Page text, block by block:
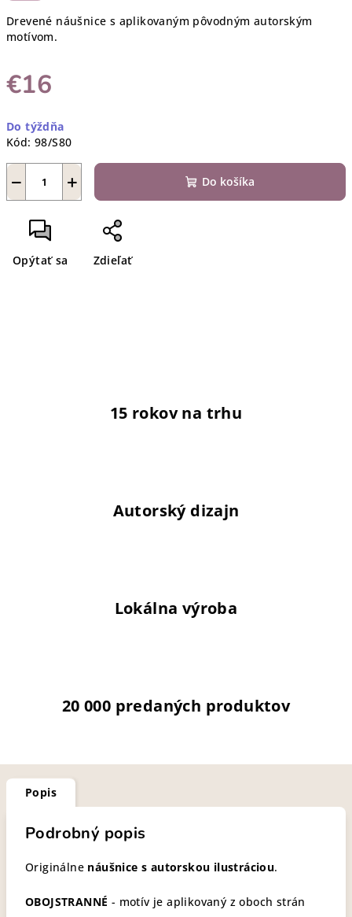
Drevené náušnice s aplikovaným pôvodným autorským
motívom.
€16
cena:
Do týždňa
Kód: 98/S80
+
− Do košíka
Opýtať sa Zdieľať
15 rokov na trhu
Autorský dizajn
Lokálna výroba
20 000 predaných produktov
Popis
Podrobný popis
Originálne náušnice s autorskou ilustráciou.
OBOJSTRANNÉ - motív je aplikovaný z oboch strán